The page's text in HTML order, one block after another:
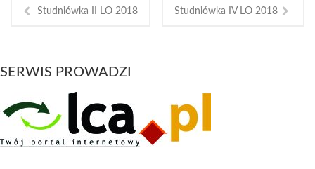
Studniówka II LO 2018 Studniówka IV LO 2018
SERWIS PROWADZI